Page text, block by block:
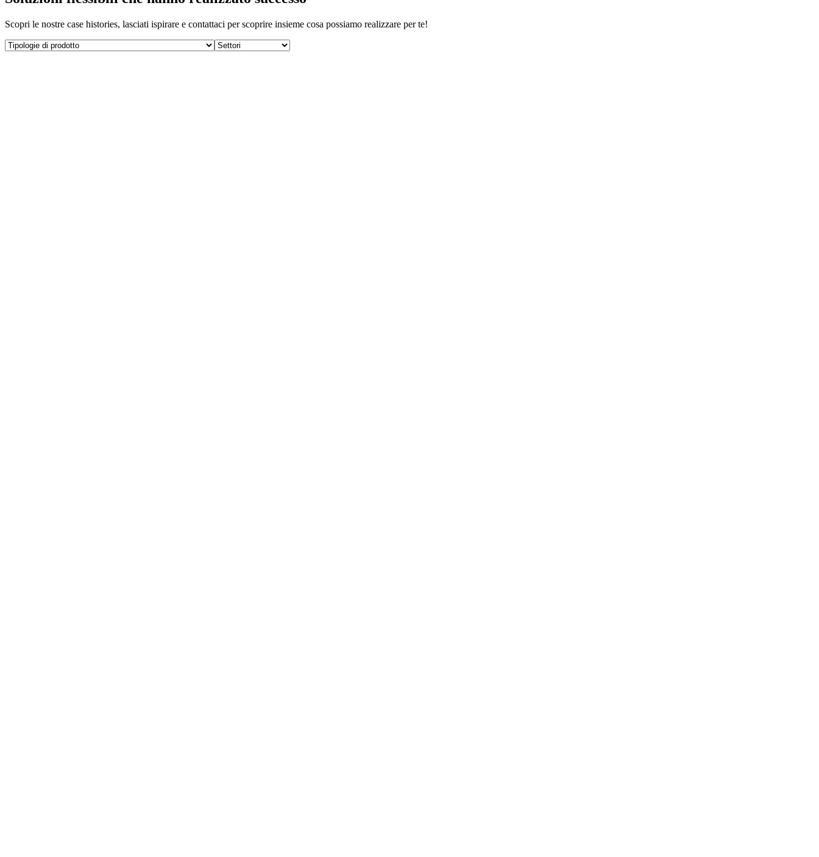
Scopri le nostre case histories, lasciati ispirare e contattaci per scoprire insieme cosa possiamo realizzare per te!